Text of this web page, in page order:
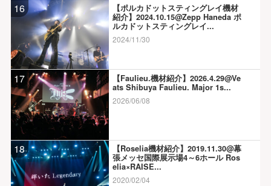
16
【ポルカドットスティングレイ機材
紹介】2024.10.15@Zepp Haneda ポ
ルカドットスティングレイ...
2024/11/30
17
【Faulieu.機材紹介】2026.4.29@Ve
ats Shibuya Faulieu. Major 1s...
2026/06/08
18
【Roselia機材紹介】2019.11.30@幕
張メッセ国際展示場4～6ホール Ros
elia×RAISE...
2020/02/04